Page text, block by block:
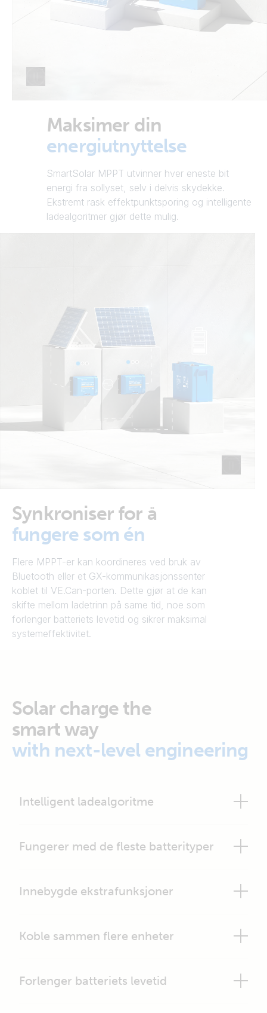
Maksimer din
energiutnyttelse
SmartSolar MPPT utvinner hver eneste bit
energi fra sollyset, selv i delvis skydekke.
Ekstremt rask effektpunktsporing og intelligente
ladealgoritmer gjør dette mulig.
Synkroniser for å
fungere som én
Flere MPPT-er kan koordineres ved bruk av
Bluetooth eller et GX-kommunikasjonssenter
koblet til VE.Can-porten. Dette gjør at de kan
skifte mellom ladetrinn på same tid, noe som
forlenger batteriets levetid og sikrer maksimal
systemeffektivitet.
Solar charge the
smart way
with next-level engineering
Intelligent ladealgoritme
Fungerer med de fleste batterityper
Innebygde ekstrafunksjoner
Koble sammen flere enheter
Forlenger batteriets levetid